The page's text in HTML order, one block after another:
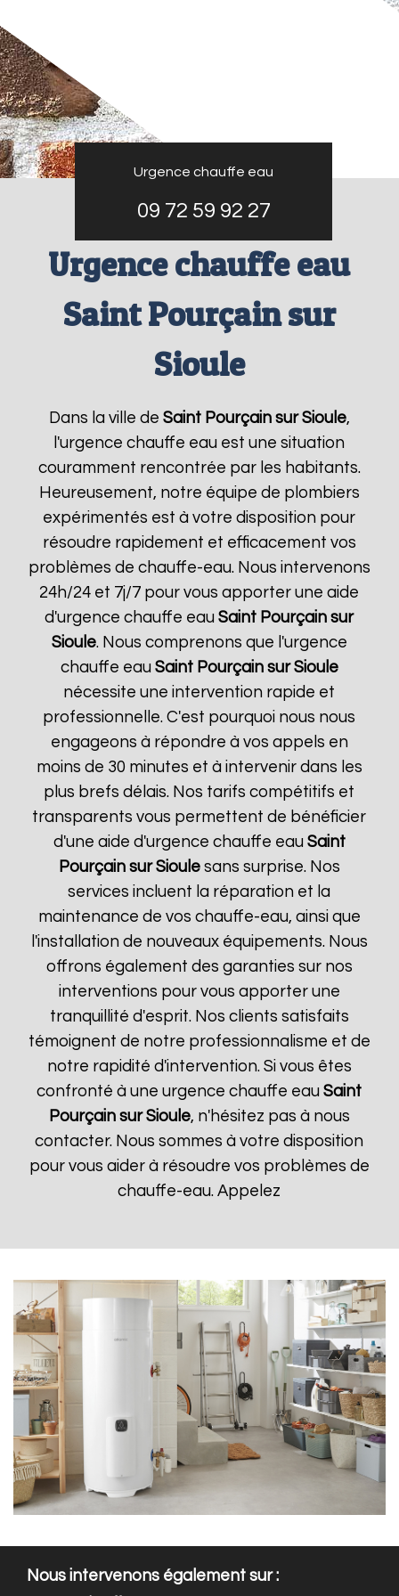
Urgence chauffe eau
09 72 59 92 27
Urgence chauffe eau
Saint Pourçain sur
Sioule
Dans la ville de Saint Pourçain sur Sioule,
l'urgence chauffe eau est une situation
couramment rencontrée par les habitants.
Heureusement, notre équipe de plombiers
expérimentés est à votre disposition pour
résoudre rapidement et efficacement vos
problèmes de chauffe-eau. Nous intervenons
24h/24 et 7j/7 pour vous apporter une aide
d'urgence chauffe eauSaint Pourçain sur
Sioule. Nous comprenons que l'urgence
chauffe eau Saint Pourçain sur Sioule
nécessite une intervention rapide et
professionnelle. C'est pourquoi nous nous
engageons à répondre à vos appels en
moins de 30 minutes et à intervenir dans les
plus brefs délais. Nos tarifs compétitifs et
transparents vous permettent de bénéficier
d'une aide d'urgence chauffe eau Saint
Pourçain sur Sioulesans surprise. Nos
services incluent la réparation et la
maintenance de vos chauffe-eau, ainsi que
l'installation de nouveaux équipements. Nous
offrons également des garanties sur nos
interventions pour vous apporter une
tranquillité d'esprit. Nos clients satisfaits
témoignent de notre professionnalisme et de
notre rapidité d'intervention. Si vous êtes
confronté à une urgence chauffe eauSaint
Pourçain sur Sioule, n'hésitez pas à nous
contacter. Nous sommes à votre disposition
pour vous aider à résoudre vos problèmes de
chauffe-eau. Appelez
Nous intervenons également sur :